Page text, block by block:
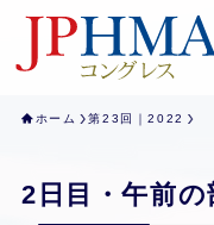
ホーム 第23回｜2022
2日目・午前